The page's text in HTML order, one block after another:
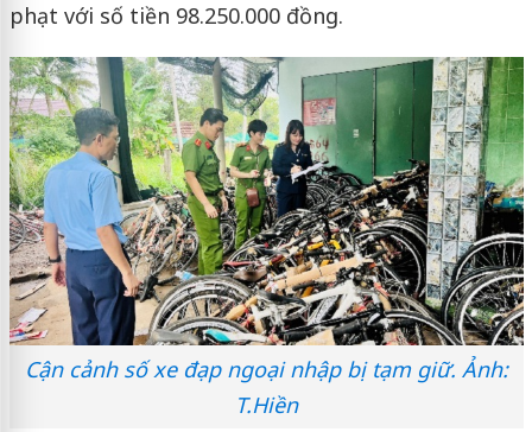
phạt với số tiền 98.250.000 đồng.
Cận cảnh số xe đạp ngoại nhập bị tạm giữ. Ảnh:
T.Hiền